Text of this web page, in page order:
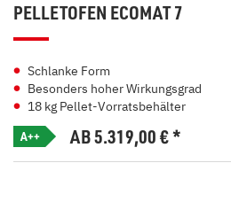
PELLETOFEN ECOMAT 7
Schlanke Form
Besonders hoher Wirkungsgrad
18 kg Pellet-Vorratsbehälter
A++ AB 5.319,00€*